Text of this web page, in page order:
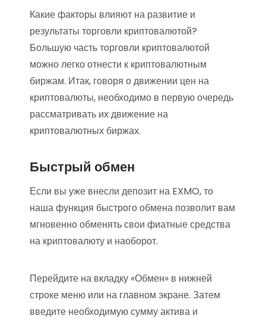
Какие факторы влияют на развитие и
результаты торговли криптовалютой?
Большую часть торговли криптовалютой
можно легко отнести к криптовалютным
биржам. Итак, говоря о движении цен на
криптовалюты, необходимо в первую очередь
рассматривать их движение на
криптовалютных биржах.
Быстрый обмен
Если вы уже внесли депозит на EXMO, то
наша функция быстрого обмена позволит вам
мгновенно обменять свои фиатные средства
на криптовалюту и наоборот.
Перейдите на вкладку «Обмен» в нижней
строке меню или на главном экране. Затем
введите необходимую сумму актива и